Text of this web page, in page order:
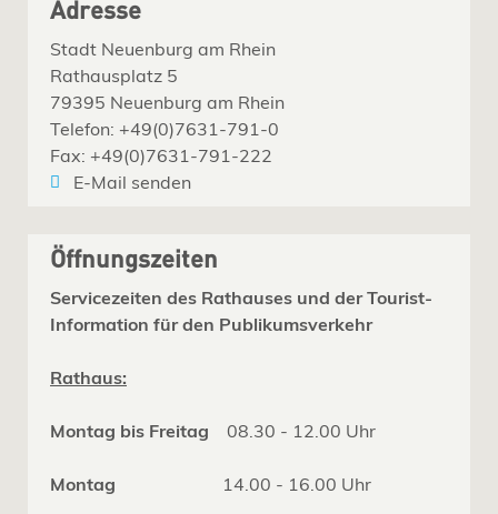
Adresse
Stadt Neuenburg am Rhein
Rathausplatz 5
79395 Neuenburg am Rhein
Telefon: +49(0)7631-791-0
Fax: +49(0)7631-791-222
E-Mail senden
Öffnungszeiten
Servicezeiten des Rathauses und der Tourist-
Information für den Publikumsverkehr
Rathaus:
Montag bis Freitag 08.30 - 12.00 Uhr
Montag 14.00 - 16.00 Uhr